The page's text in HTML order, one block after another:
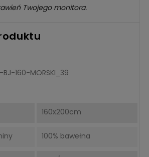
Twojego monitora.
160-MORSKI_39
160x200cm
100% bawełna